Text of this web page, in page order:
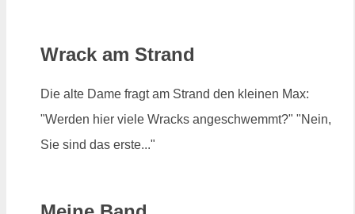
Wrack am Strand
Die alte Dame fragt am Strand den kleinen Max:
"Werden hier viele Wracks angeschwemmt?" "Nein,
Sie sind das erste..."